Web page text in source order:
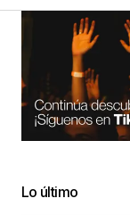
Lo último